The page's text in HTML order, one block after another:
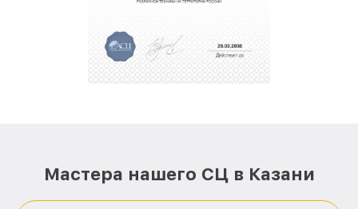
Мастера нашего СЦ в Казани